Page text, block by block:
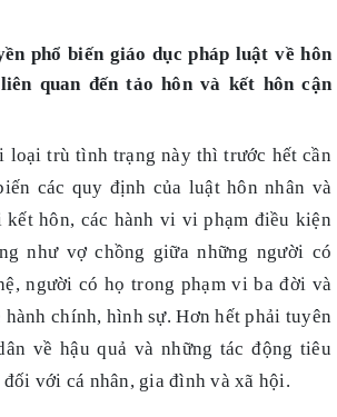
phổ biến giáo dục pháp luật về hôn
quan đến tảo hôn và kết hôn cận
loại trù tình trạng này thì trước hết cần
các quy định của luật hôn nhân và
hôn, các hành vi vi phạm điều kiện
như vợ chồng giữa những người có
người có họ trong phạm vi ba đời và
chính, hình sự. Hơn hết phải tuyên
về hậu quả và những tác động tiêu
đối với cá nhân, gia đình và xã hội.